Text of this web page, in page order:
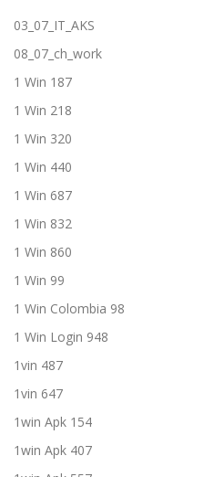
03_07_IT_AKS
08_07_ch_work
1 Win 187
1 Win 218
1 Win 320
1 Win 440
1 Win 687
1 Win 832
1 Win 860
1 Win 99
1 Win Colombia 98
1 Win Login 948
1vin 487
1vin 647
1win Apk 154
1win Apk 407